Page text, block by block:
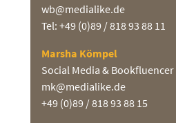
wb@medialike.de
Tel: +49 (0)89 / 818 93 88 11
Marsha Kömpel
Social Media & Bookfluencer
mk@medialike.de
+49 (0)89 / 818 93 88 15